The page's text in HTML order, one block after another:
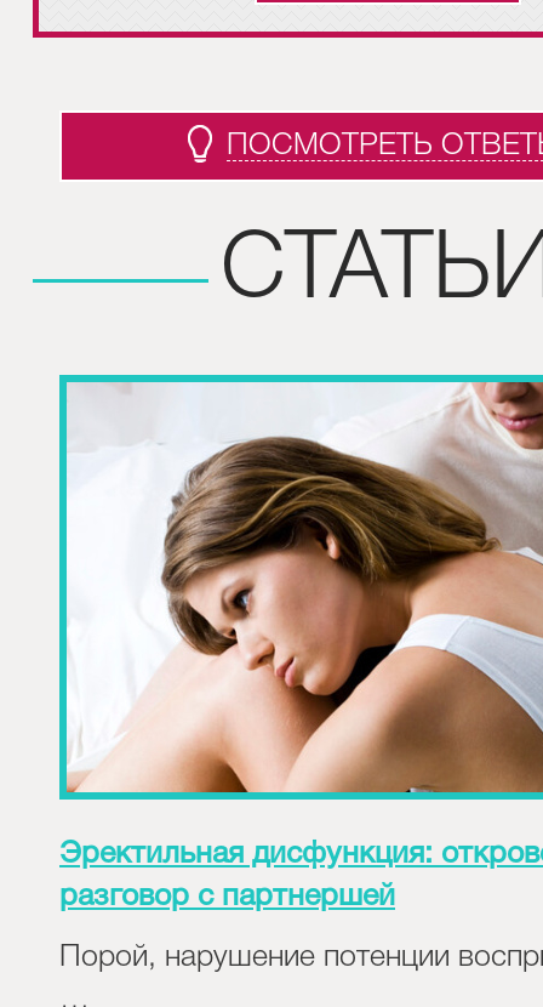
ПОСМОТРЕТЬ
Эректильная дисфункция:
разговор с партнершей
Порой, нарушение потенции
…